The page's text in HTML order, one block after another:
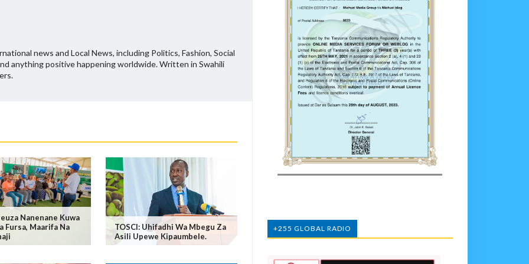
news and Local News, including Politics, Fashion, Social
anything positive happening worldwide. Written in Swahili
Nanenane Kuwa
Fursa, Maarifa Na
TOSCI: Uhifadhi Wa Mbegu Za
Asili Upewe Kipaumbele.
+255 GLOBAL RADIO